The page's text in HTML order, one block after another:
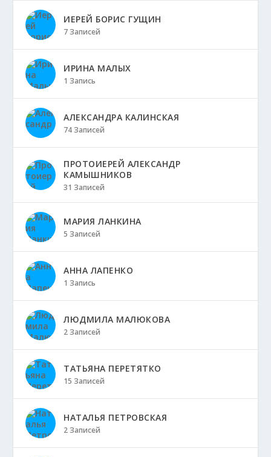
ИЕРЕЙ БОРИС ГУЩИН
7 Записей
ИРИНА МАЛЫХ
1 Запись
АЛЕКСАНДРА КАЛИНСКАЯ
74 Записей
ПРОТОИЕРЕЙ АЛЕКСАНДР
КАМЫШНИКОВ
31 Записей
МАРИЯ ЛАНКИНА
5 Записей
АННА ЛАПЕНКО
1 Запись
ЛЮДМИЛА МАЛЮКОВА
2 Записей
ТАТЬЯНА ПЕРЕТЯТКО
15 Записей
НАТАЛЬЯ ПЕТРОВСКАЯ
2 Записей